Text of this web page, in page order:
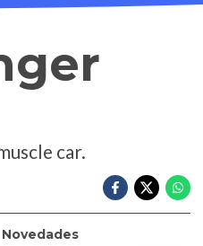
car.
Novedades